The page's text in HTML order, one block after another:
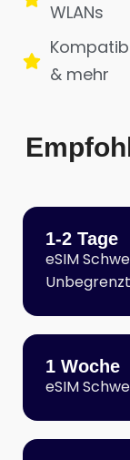
WLANs
& mehr
1-2 Tage
eSIM
1 Woche
eSIM